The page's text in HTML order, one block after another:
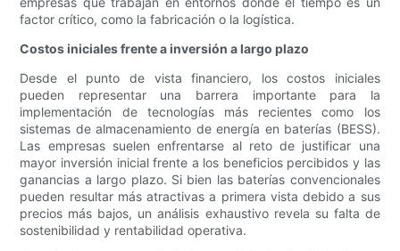
factor crítico, como la fabricación o la logística.
Costos iniciales frente a inversión a largo plazo
Desde el punto de vista financiero, los costos iniciales
pueden representar una barrera importante para la
implementación de tecnologías más recientes como los
sistemas de almacenamiento de energía en baterías (BESS).
Las empresas suelen enfrentarse al reto de justificar una
mayor inversión inicial frente a los beneficios percibidos y las
ganancias a largo plazo. Si bien las baterías convencionales
pueden resultar más atractivas a primera vista debido a sus
precios más bajos, un análisis exhaustivo revela su falta de
sostenibilidad y rentabilidad operativa.